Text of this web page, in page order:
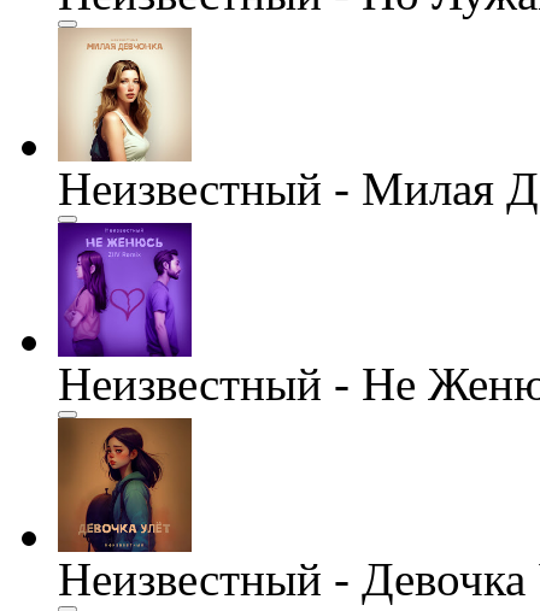
Неизвестный - Милая
Неизвестный - Не
Неизвестный - Девочка